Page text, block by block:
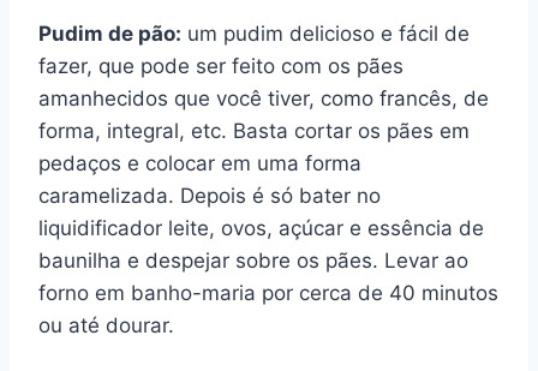
Pudim de pão: um pudim delicioso e fácil de
fazer, que pode ser feito com os pães
amanhecidos que você tiver, como francês, de
forma, integral, etc. Basta cortar os pães em
pedaços e colocar em uma forma
caramelizada. Depois é só bater no
liquidificador leite, ovos, açúcar e essência de
baunilha e despejar sobre os pães. Levar ao
forno em banho-maria por cerca de 40 minutos
ou até dourar.